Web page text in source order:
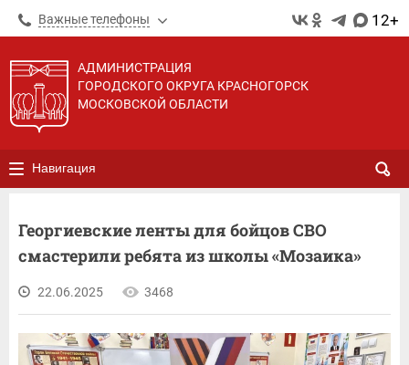
Важные телефоны 12+
АДМИНИСТРАЦИЯ
ГОРОДСКОГО ОКРУГА КРАСНОГОРСК
МОСКОВСКОЙ ОБЛАСТИ
Навигация
Георгиевские ленты для бойцов СВО
смастерили ребята из школы «Мозаика»
22.06.2025 3468